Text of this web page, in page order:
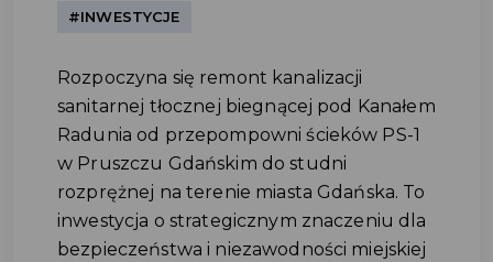
#INWESTYCJE
Rozpoczyna się remont kanalizacji
sanitarnej tłocznej biegnącej pod Kanałem
Radunia od przepompowni ścieków PS-1
w Pruszczu Gdańskim do studni
rozprężnej na terenie miasta Gdańska. To
inwestycja o strategicznym znaczeniu dla
bezpieczeństwa i niezawodności miejskiej